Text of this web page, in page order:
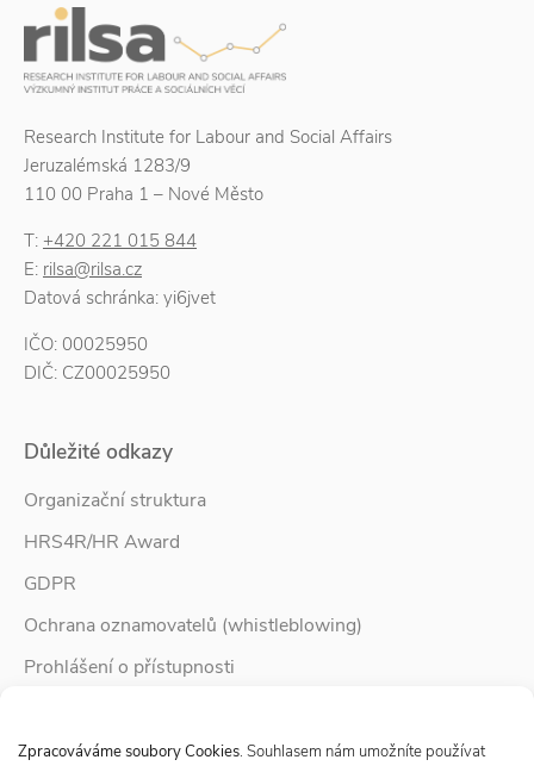
Zpracováváme soubory Cookies. Souhlasem nám umožníte používat
Research Institute for Labour and Social Affairs
Jeruzalémská 1283/9
110 00 Praha 1 – Nové Město
T: +420 221 015 844
E: rilsa@rilsa.cz
Datová schránka: yi6jvet
IČO: 00025950
DIČ: CZ00025950
Důležité odkazy
Organizační struktura
HRS4R/HR Award
GDPR
Ochrana oznamovatelů (whistleblowing)
Prohlášení o přístupnosti
Zpravodaj Rodina